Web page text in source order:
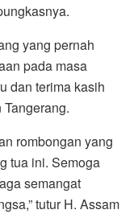
yang pernah
pada masa
dan terima kasih
rombongan yang
tua ini. Semoga
semangat
tutur H. Assam